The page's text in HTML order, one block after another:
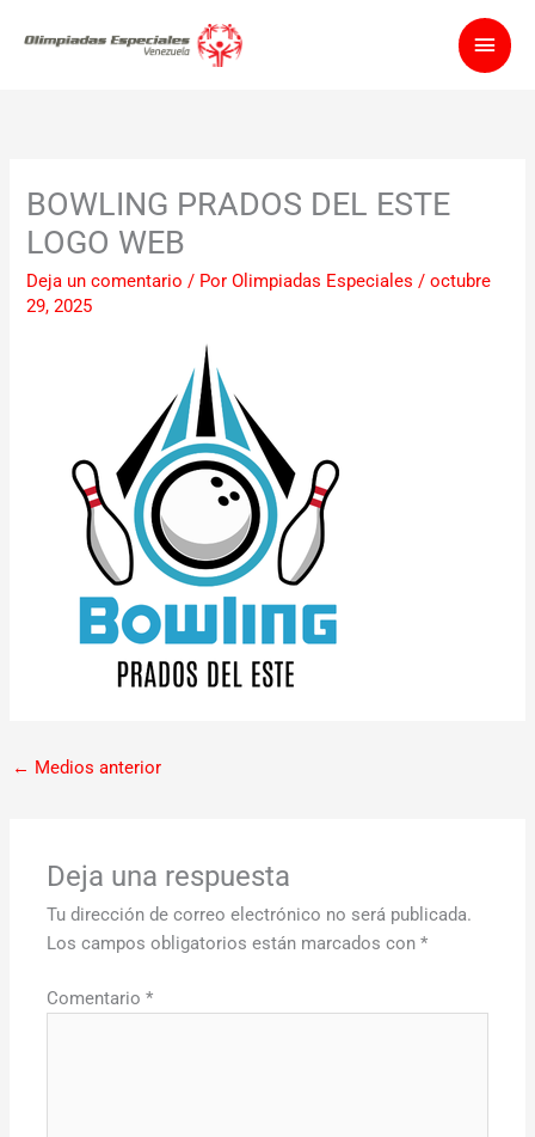
BOWLING PRADOS DEL ESTE
LOGO WEB
Deja un comentario / PorOlimpiadas Especiales/octubre
29, 2025
← Medios anterior
Deja una respuesta
Tu dirección de correo electrónico no será publicada.
Los campos obligatorios están marcados con*
Comentario*